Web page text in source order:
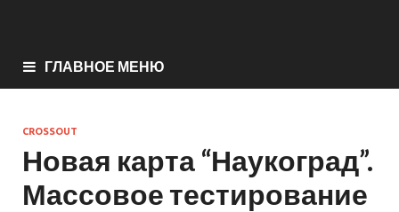
ГЛАВНОЕ МЕНЮ
CROSSOUT
Новая карта “Наукоград”.
Массовое тестирование